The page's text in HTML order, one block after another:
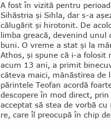
A fost în vizită pentru
Sihăstria şi Sihla, dar s-a
călugărit şi hirotonit. De
limba greacă, devenind
buni. O vreme a stat şi la
Athos, şi spune că i-a folosit
acum 13 ani, a primit
câteva maici, mânăs­tirea de
părintele Teo­fan acordă
descopere în mod direct,
acceptat să stea de vor­bă
re, care îl preo­cupă în chip